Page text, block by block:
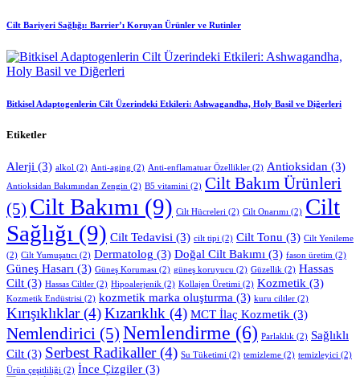
Cilt Bariyeri Sağlığı: Barrier’ı Koruyan Ürünler ve Rutinler
Bitkisel Adaptogenlerin Cilt Üzerindeki Etkileri: Ashwagandha, Holy Basil ve Diğerleri
Etiketler
Alerji (3) alkol (2) Anti-aging (2) Anti-enflamatuar Özellikler (2) Antioksidan (3)
Antioksidan Bakımından Zengin (2) B5 vitamini (2) Cilt Bakım Ürünleri
(5) Cilt Bakımı (9) Cilt Hücreleri (2) Cilt Onarımı (2) Cilt
Sağlığı (9) Cilt Tedavisi (3) cilt tipi (2) Cilt Tonu (3) Cilt Yenileme
(2) Cilt Yumuşatıcı (2) Dermatolog (3) Doğal Cilt Bakımı (3) fason üretim (2)
Güneş Hasarı (3) Güneş Koruması (2) güneş koruyucu (2) Güzellik (2) Hassas
Cilt (3) Hassas Ciltler (2) Hipoalerjenik (2) Kollajen Üretimi (2) Kozmetik (3)
Kozmetik Endüstrisi (2) kozmetik marka oluşturma (3) kuru ciltler (2)
Kırışıklıklar(4)Kızarıklık (4) MCT İlaç Kozmetik (3)
Nemlendirici (5) Nemlendirme (6) Parlaklık (2) Sağlıklı
Cilt (3) Serbest Radikaller(4) Su Tüketimi (2) temizleme (2) temizleyici (2)
Ürün çeşitliliği (2) İnce Çizgiler (3)